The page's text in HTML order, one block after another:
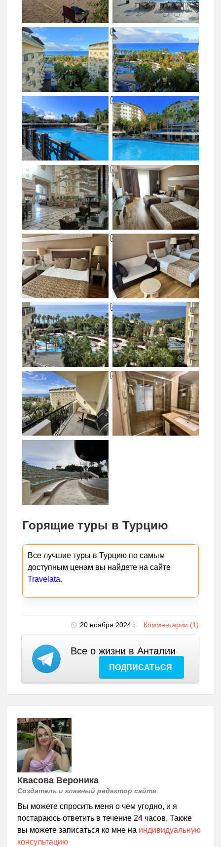
Горящие туры в Турцию
Все лучшие туры в Турцию по самым
доступным ценам вы найдете на сайте
Travelata.
20 ноября 2024 г. Комментарии (1)
Все о жизни в Анталии
ПОДПИСАТЬСЯ
Квасова Вероника
Создатель и главный редактор сайта
Вы можете спросить меня о чем угодно, и я
постараюсь ответить в течение 24 часов. Также
вы можете записаться ко мне на индивидуальную
консультацию